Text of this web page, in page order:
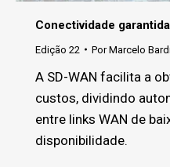
Conectividade
Edição 22 PorMarcelo
A SD-WAN facilita a
custos, dividindo
entre links WAN de
disponibilidade.